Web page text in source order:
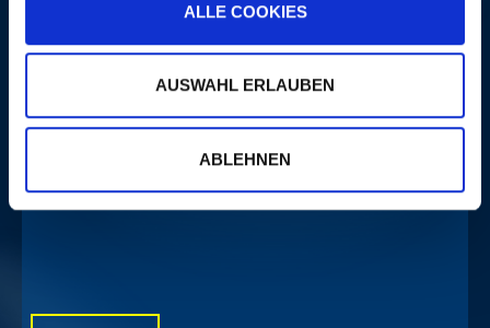
ALLE COOKIES
AUSWAHL ERLAUBEN
ABLEHNEN
PORTRAITS